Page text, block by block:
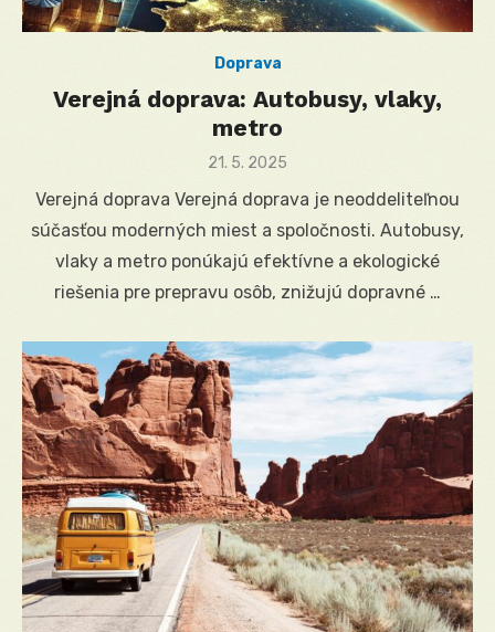
Doprava
Verejná doprava: Autobusy, vlaky,
metro
Posted
21. 5. 2025
Verejná doprava Verejná doprava je neoddeliteľnou
súčasťou moderných miest a spoločnosti. Autobusy,
vlaky a metro ponúkajú efektívne a ekologické
riešenia pre prepravu osôb, znižujú dopravné …